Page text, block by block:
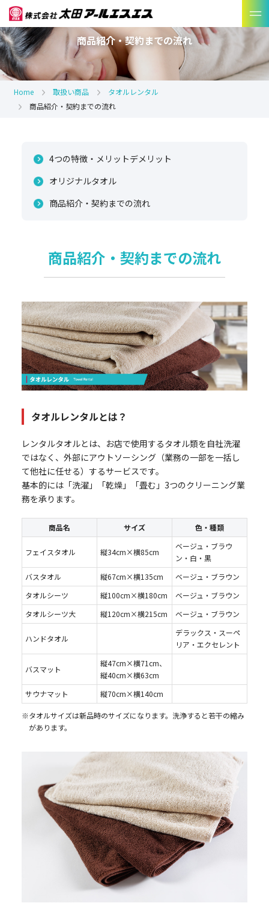
商品紹介・契約までの流れ
Home 取扱い商品
タオルレンタル
商品紹介・契約までの流れ
4つの特徴・メリットデメリット
オリジナルタオル
商品紹介・契約までの流れ
商品紹介・契約までの流れ
タオルレンタルとは？
レンタルタオルとは、お店で使用するタオル類を自社洗濯
ではなく、外部にアウトソーシング（業務の一部を一括し
て他社に任せる）するサービスです。
基本的には「洗濯」「乾燥」「畳む」3つのクリーニング業
務を承ります。
商品名 サイズ 色・種類
フェイスタオル 縦34cm×横85cm
ベージュ・ブラウ
ン・白・黒
バスタオル
縦67cm×横135cm
ベージュ・ブラウン
タオルシーツ
縦100cm×横180cm
ベージュ・ブラウン
タオルシーツ大
縦120cm×横215cm ベージュ・ブラウン
ハンドタオル
デラックス・スーペ
リア・エクセレント
バスマット
縦47cm×横71cm、
縦40cm×横63cm
サウナマット
縦70cm×横140cm
※タオルサイズは新品時のサイズになります。洗浄すると若干の縮み
があります。